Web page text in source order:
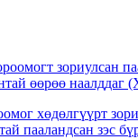
өөрөө наалддаг
пааландсан зэс